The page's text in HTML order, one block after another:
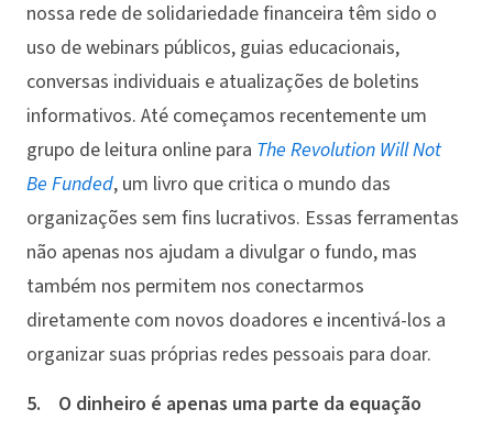
nossa rede de solidariedade financeira têm sido o
uso de webinars públicos, guias educacionais,
conversas individuais e atualizações de boletins
informativos. Até começamos recentemente um
grupo de leitura online para The Revolution Will Not
Be Funded, um livro que critica o mundo das
organizações sem fins lucrativos. Essas ferramentas
não apenas nos ajudam a divulgar o fundo, mas
também nos permitem nos conectarmos
diretamente com novos doadores e incentivá-los a
organizar suas próprias redes pessoais para doar.
5. O dinheiro é apenas uma parte da equação